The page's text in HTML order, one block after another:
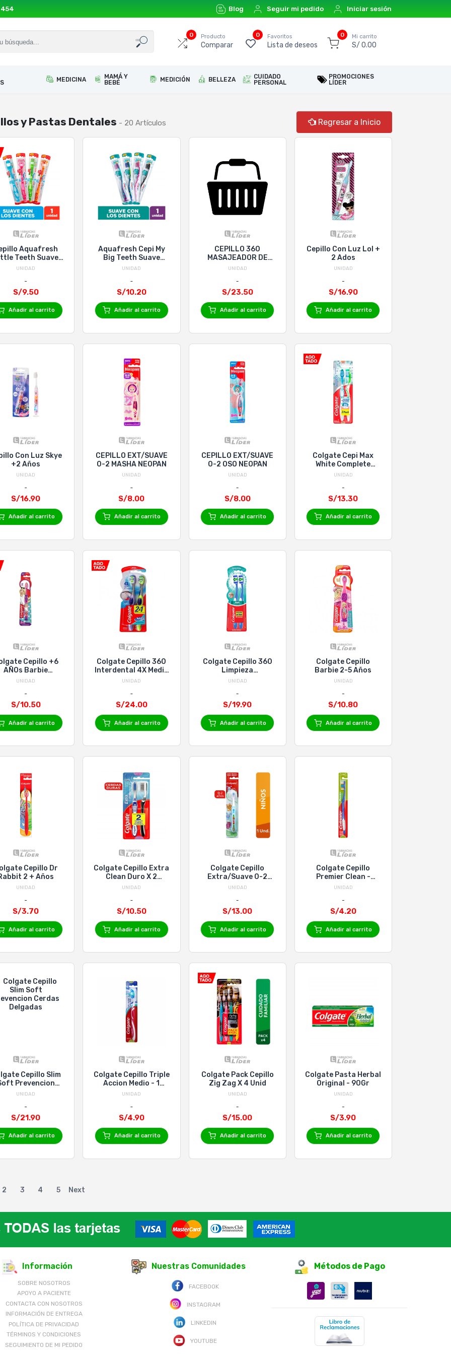
Blog Seguir mi pedido Iniciar sesión
0 Producto
Comparar
0 Favoritos
Lista de deseos
0 Mi carrito
S/ 0.00
MEDICINA
MAMÁ Y
BEBÉ
MEDICIÓN BELLEZA
CUIDADO
PERSONAL
PROMOCIONES
LÍDER
y Pastas Dentales - 20 Artículos Regresar a Inicio
Aquafresh
Teeth Suave
Blister 3-5
UNIDAD
S/9.50
Añadir al carrito
Aquafresh Cepi My
Big Teeth Suave
Blister 6+
UNIDAD
S/10.20
Añadir al carrito
CEPILLO 360
MASAJEADOR DE
ENCIAS SANTOLEE
UNIDAD
S/23.50
Añadir al carrito
Cepillo Con Luz Lol +
2 Ados
UNIDAD
S/16.90
Añadir al carrito
Con Luz Skye
+2 Años
UNIDAD
S/16.90
Añadir al carrito
CEPILLO EXT/SUAVE
0-2 MASHA NEOPAN
UNIDAD
S/8.00
Añadir al carrito
CEPILLO EXT/SUAVE
0-2 OSO NEOPAN
UNIDAD
S/8.00
Añadir al carrito
Colgate Cepi Max
White Complete
Suave 2X1
UNIDAD
S/13.30
Añadir al carrito
Cepillo +6
AÑOs Barbie
Extra/Suave
UNIDAD
S/10.50
Añadir al carrito
Colgate Cepillo 360
Interdental 4X Medio
2X1
UNIDAD
S/24.00
Añadir al carrito
Colgate Cepillo 360
Limpieza
Suave/Macia - 2
UNIDAD
S/19.90
Añadir al carrito
Colgate Cepillo
Barbie 2-5 Años
UNIDAD
S/10.80
Añadir al carrito
Cepillo Dr
2 + Años
UNIDAD
S/3.70
Añadir al carrito
Colgate Cepillo Extra
Clean Duro X 2
Unidades
UNIDAD
S/10.50
Añadir al carrito
Colgate Cepillo
Extra/Suave 0-2
AÑOS
UNIDAD
S/13.00
Añadir al carrito
Colgate Cepillo
Premier Clean -
Blister 1 Un
UNIDAD
S/4.20
Añadir al carrito
Cepillo Slim
Prevencion
Delgadas
UNIDAD
S/21.90
Añadir al carrito
Colgate Cepillo Triple
Accion Medio - 1
Unidad
UNIDAD
S/4.90
Añadir al carrito
Colgate Pack Cepillo
Zig Zag X 4 Unid
UNIDAD
S/15.00
Añadir al carrito
Colgate Pasta Herbal
Original - 90Gr
UNIDAD
S/3.90
Añadir al carrito
2 3 4 5 Next
Información
SOBRE NOSOTROS
APOYO A PACIENTE
CONTACTA CON NOSOTROS
INFORMACIÓN DE ENTREGA
POLÍTICA DE PRIVACIDAD
TÉRMINOS Y CONDICIONES
SEGUIMIENTO DE MI PEDIDO
Nuestras Comunidades
FACEBOOK
INSTAGRAM
LINKEDIN
YOUTUBE
Métodos de Pago